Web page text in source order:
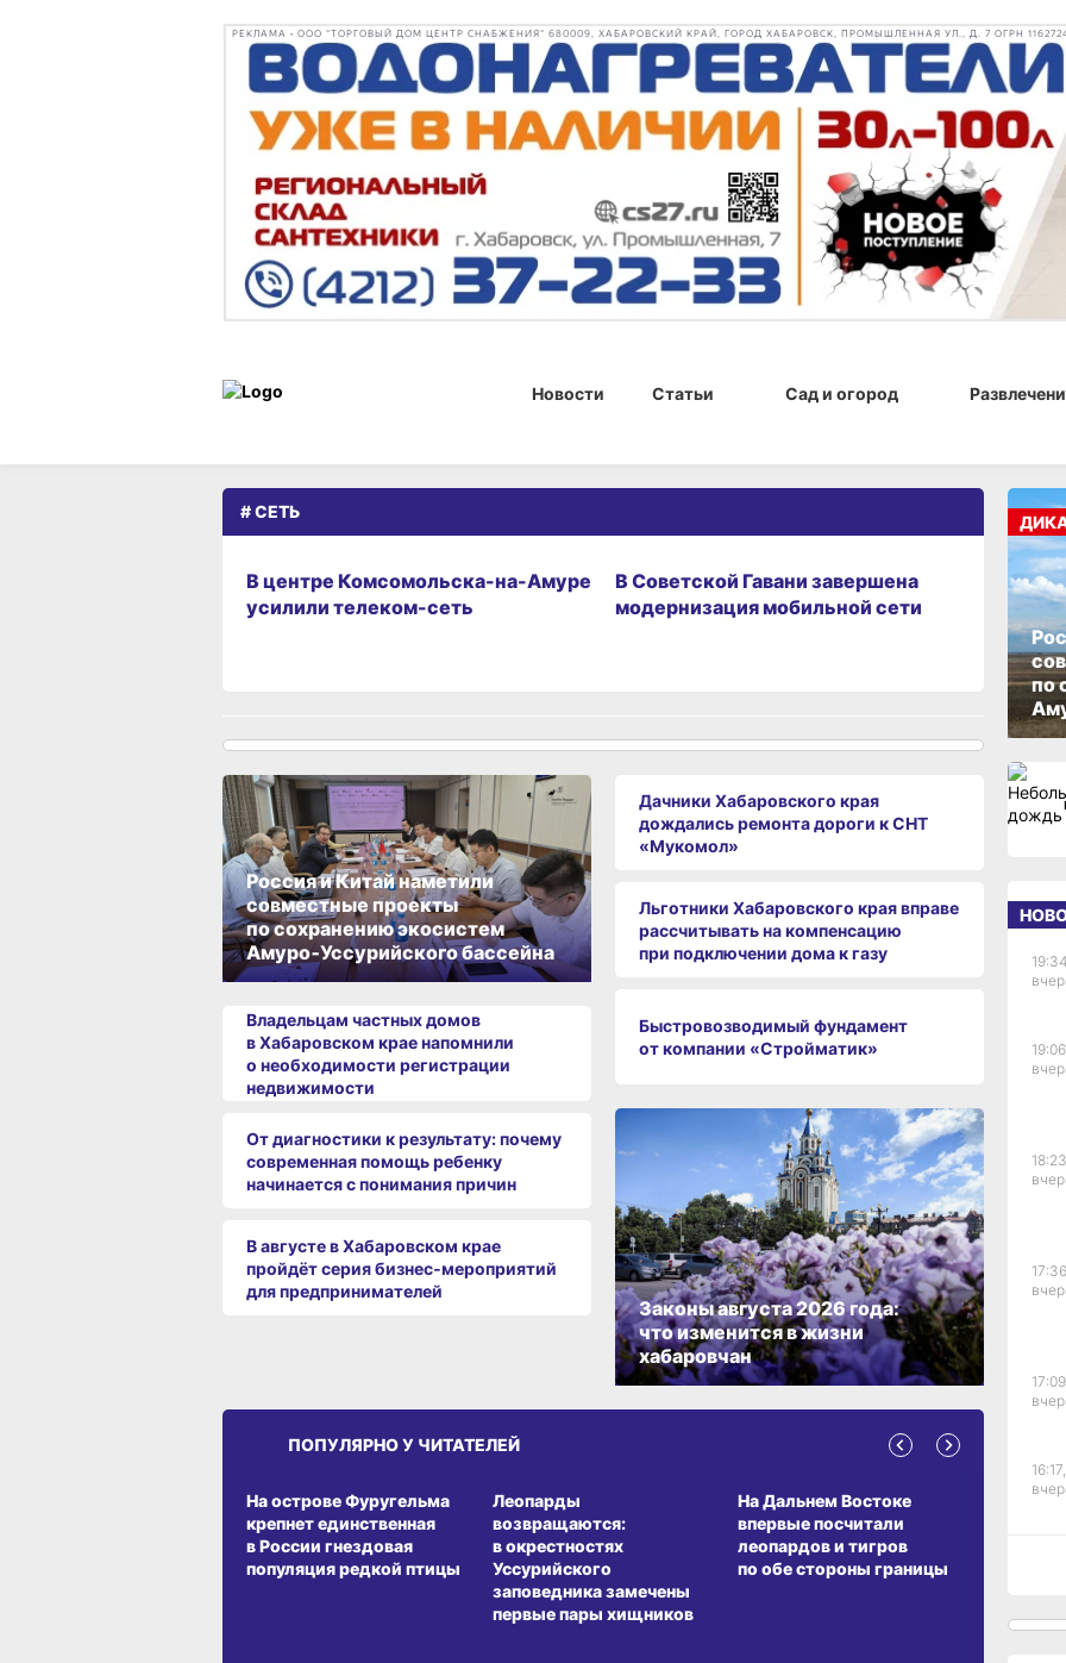
РЕКЛАМА • ООО "ТОРГОВЫЙ ДОМ ЦЕНТР СНАБЖЕНИЯ" 680009, ХАБАРОВСКИЙ КРАЙ, ГОРОД ХАБАРОВСК, ПРОМЫШЛЕННАЯ УЛ., Д. 7 ОГРН
Новости Статьи Сад и огород
# СЕТЬ
В центре Комсомольска-на-Амуре
усилили телеком-сеть
В Советской Гавани завершена
модернизация мобильной сети
Россия и Китай наметили
совместные проекты
по сохранению экосистем
Амуро‑Уссурийского бассейна
Владельцам частных домов
в Хабаровском крае напомнили
о необходимости регистрации
недвижимости
От диагностики к результату: почему
современная помощь ребенку
начинается с понимания причин
В августе в Хабаровском крае
пройдёт серия бизнес‑мероприятий
для предпринимателей
Дачники Хабаровского края
дождались ремонта дороги к СНТ
«Мукомол»
Льготники Хабаровского края вправе
рассчитывать на компенсацию
при подключении дома к газу
Быстровозводимый фундамент
от компании «Стройматик»
Законы августа 2026 года:
что изменится в жизни
хабаровчан
ПОПУЛЯРНО У ЧИТАТЕЛЕЙ
На острове Фуругельма
крепнет единственная
в России гнездовая
популяция редкой птицы
Леопарды
возвращаются:
в окрестностях
Уссурийского
заповедника замечены
первые пары хищников
На Дальнем Востоке
впервые посчитали
леопардов и тигров
по обе стороны границы
ЗЕМЛЯКИ
по
16:17,